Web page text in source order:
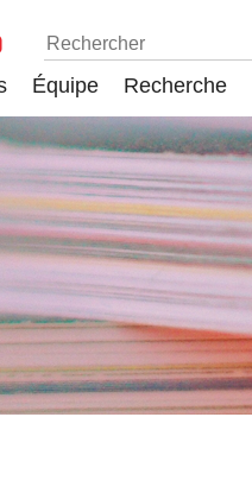
Équipe Recherche